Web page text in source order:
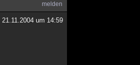
melden
21.11.2004 um 14:59